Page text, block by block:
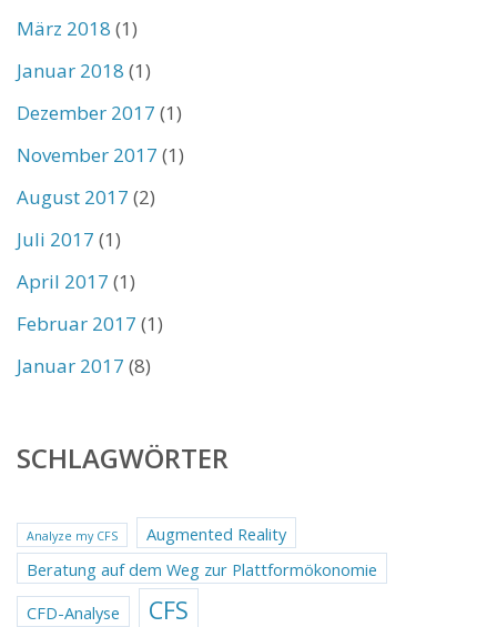
März 2018 (1)
Januar 2018 (1)
Dezember 2017 (1)
November 2017 (1)
August 2017 (2)
Juli 2017 (1)
April 2017 (1)
Februar 2017 (1)
Januar 2017 (8)
SCHLAGWÖRTER
Analyze my CFS
Augmented Reality
Beratung auf dem Weg zur Plattformökonomie
CFD-Analyse
CFS